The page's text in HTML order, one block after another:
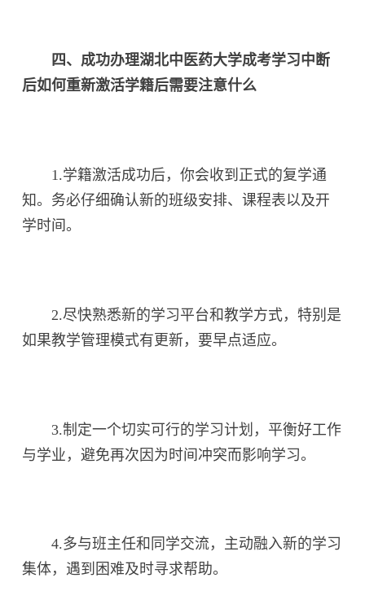
四、成功办理湖北中医药大学成考学习中断
后如何重新激活学籍后需要注意什么
1.学籍激活成功后，你会收到正式的复学通
知。务必仔细确认新的班级安排、课程表以及开
学时间。
2.尽快熟悉新的学习平台和教学方式，特别是
如果教学管理模式有更新，要早点适应。
3.制定一个切实可行的学习计划，平衡好工作
与学业，避免再次因为时间冲突而影响学习。
4.多与班主任和同学交流，主动融入新的学习
集体，遇到困难及时寻求帮助。